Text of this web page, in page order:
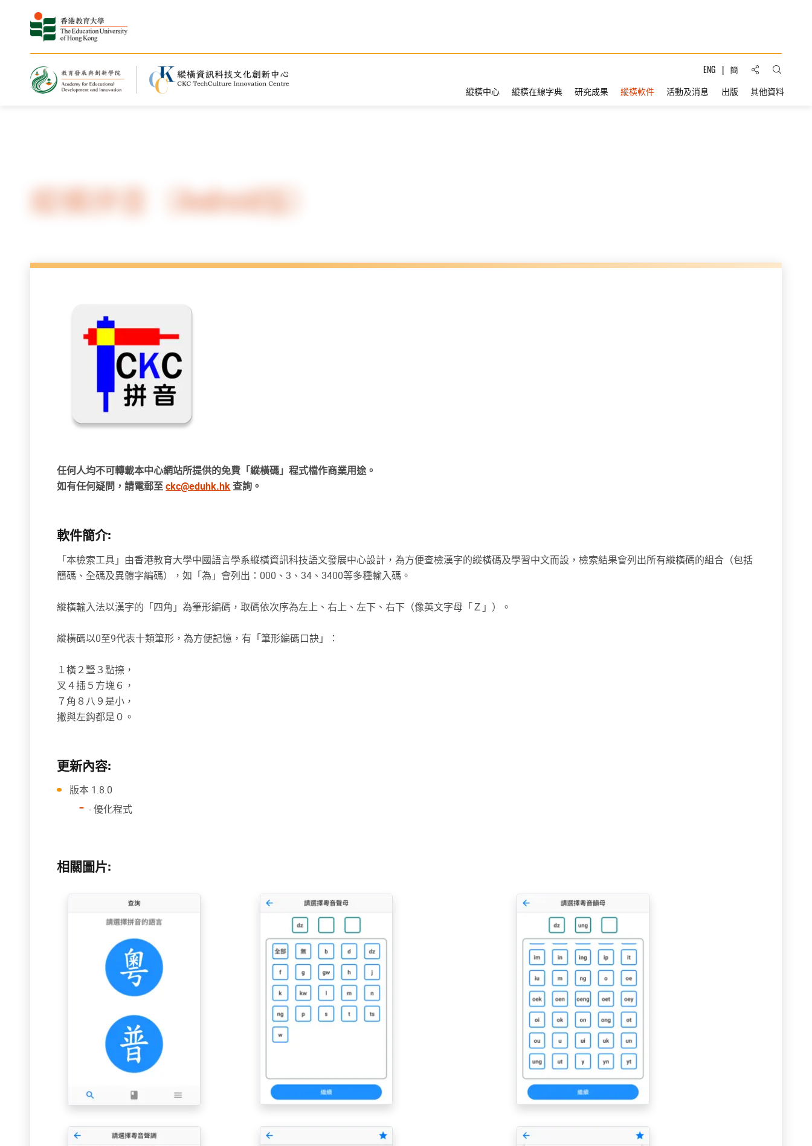
ENG 簡 分享到:打開搜
縱橫中心 縱橫在線字典 研究成果 縱橫軟件 活動及消息 出版 其他資料
縱橫拼音（Android版）
任何人均不可轉載本中心網站所提供的免費「縱橫碼」程式檔作商業用途。
如有任何疑問，請電郵至ckc@eduhk.hk查詢。
軟件簡介:
「本檢索工具」由香港教育大學中國語言學系縱橫資訊科技語文發展中心設計，為方便查檢漢字的縱橫碼及學習中文而設，檢索結果會列出所有縱橫碼的組合（包括
簡碼、全碼及異體字編碼），如「為」會列出：000、3、34、3400等多種輸入碼。
縱橫輸入法以漢字的「四角」為筆形編碼，取碼依次序為左上、右上、左下、右下（像英文字母「Ｚ」）。
縱橫碼以0至9代表十類筆形，為方便記憶，有「筆形編碼口訣」：
１橫２豎３點捺，
叉４插５方塊６，
７角８八９是小，
撇與左鈎都是０。
更新內容:
版本 1.8.0
- 優化程式
相關圖片: